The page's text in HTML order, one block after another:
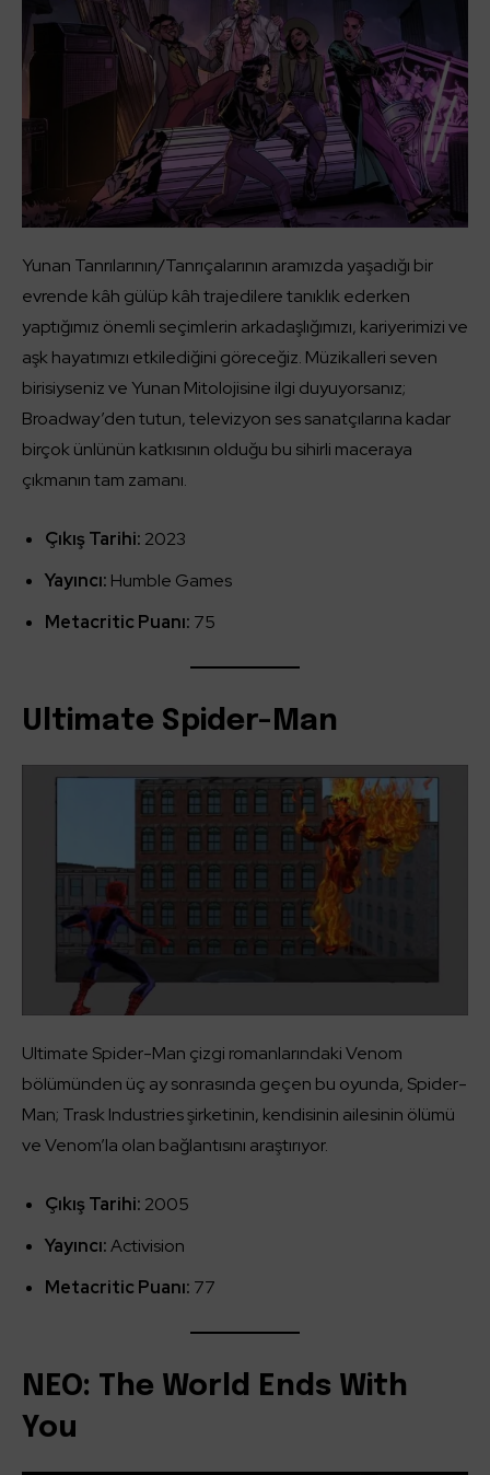
Yunan Tanrılarının/Tanrıçalarının aramızda yaşadığı bir
evrende kâh gülüp kâh trajedilere tanıklık ederken
yaptığımız önemli seçimlerin arkadaşlığımızı, kariyerimizi ve
aşk hayatımızı etkilediğini göreceğiz. Müzikalleri seven
birisiyseniz ve Yunan Mitolojisine ilgi duyuyorsanız;
Broadway’den tutun, televizyon ses sanatçılarına kadar
birçok ünlünün katkısının olduğu bu sihirli maceraya
çıkmanın tam zamanı.
Çıkış Tarihi: 2023
Yayıncı: Humble Games
Metacritic Puanı: 75
Ultimate Spider-Man
Ultimate Spider-Man çizgi romanlarındaki Venom
bölümünden üç ay sonrasında geçen bu oyunda, Spider-
Man; Trask Industries şirketinin, kendisinin ailesinin ölümü
ve Venom’la olan bağlantısını araştırıyor.
Çıkış Tarihi: 2005
Yayıncı:Activision
Metacritic Puanı: 77
NEO: The World Ends With
You